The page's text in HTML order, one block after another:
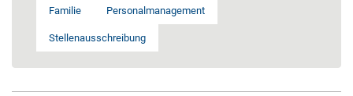
Familie Personalmanagement
Stellenausschreibung